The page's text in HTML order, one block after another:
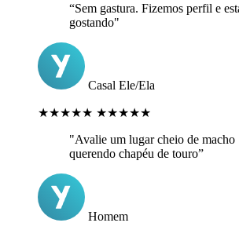
“Sem gastura. Fizemos perfil e
gostando"
Casal Ele/Ela
★★★★★ ★★★★★
"Avalie um lugar cheio de macho
querendo chapéu de touro”
Homem